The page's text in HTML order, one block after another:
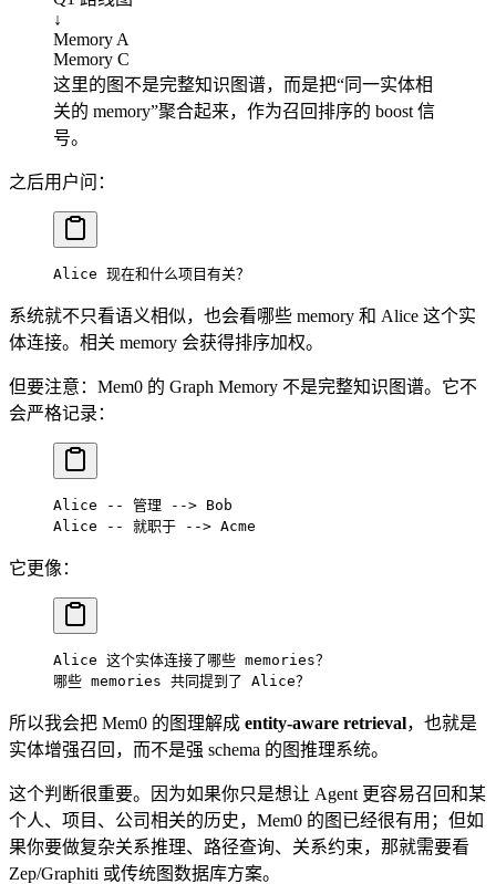
↓
Memory A
Memory C
这里的图不是完整知识图谱，而是把“同一实体相
关的 memory”聚合起来，作为召回排序的 boost 信
号。
之后用户问：
Alice 现在和什么项目有关？
系统就不只看语义相似，也会看哪些 memory 和 Alice 这个实
体连接。相关 memory 会获得排序加权。
但要注意：Mem0 的 Graph Memory 不是完整知识图谱。它不
会严格记录：
Alice -- 管理 --> Bob
Alice -- 就职于 --> Acme
它更像：
Alice 这个实体连接了哪些 memories？
哪些 memories 共同提到了 Alice？
所以我会把 Mem0 的图理解成 entity-aware retrieval，也就是
实体增强召回，而不是强 schema 的图推理系统。
这个判断很重要。因为如果你只是想让 Agent 更容易召回和某
个人、项目、公司相关的历史，Mem0 的图已经很有用；但如
果你要做复杂关系推理、路径查询、关系约束，那就需要看
Zep/Graphiti 或传统图数据库方案。